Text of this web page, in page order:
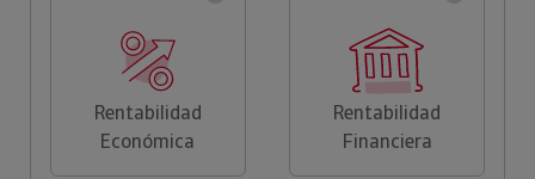
Rentabilidad
Económica
Rentabilidad
Financiera